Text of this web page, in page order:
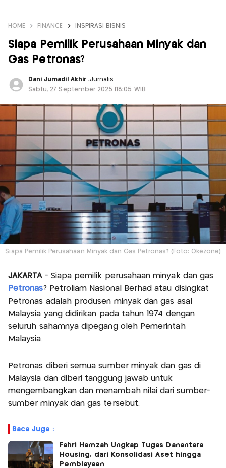
HOME FINANCE INSPIRASI BISNIS
Siapa Pemilik Perusahaan Minyak dan
Gas Petronas?
Dani Jumadil Akhir ,Jurnalis
Sabtu, 27 September 2025 |18:05 WIB
Siapa Pemilik Perusahaan Minyak dan Gas Petronas? (Foto: Okezone)
JAKARTA - Siapa pemilik perusahaan minyak dan gas
Petronas? Petroliam Nasional Berhad atau disingkat
Petronas adalah produsen minyak dan gas asal
Malaysia yang didirikan pada tahun 1974 dengan
seluruh sahamnya dipegang oleh Pemerintah
Malaysia.
Petronas diberi semua sumber minyak dan gas di
Malaysia dan diberi tanggung jawab untuk
mengembangkan dan menambah nilai dari sumber-
sumber minyak dan gas tersebut.
Baca Juga :
Fahri Hamzah Ungkap Tugas Danantara
Housing, dari Konsolidasi Aset hingga
Pembiayaan